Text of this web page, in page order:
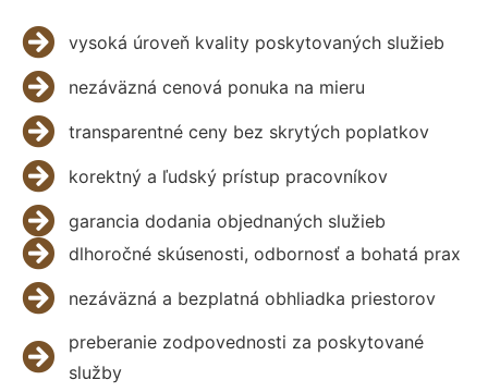
vysoká úroveň kvality poskytovaných služieb
nezáväzná cenová ponuka na mieru
transparentné ceny bez skrytých poplatkov
korektný a ľudský prístup pracovníkov
garancia dodania objednaných služieb
dlhoročné skúsenosti, odbornosť a bohatá prax
nezáväzná a bezplatná obhliadka priestorov
preberanie zodpovednosti za poskytované
služby